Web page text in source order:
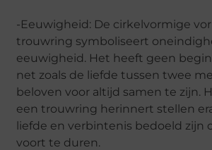
-Eeuwigheid: De cirkelvormige
trouwring symboliseert
eeuwigheid. Het heeft geen
net zoals de liefde tussen twee
beloven voor altijd samen te zijn.
een trouwring herinnert stellen
liefde en verbintenis bedoeld zijn
voort te duren.